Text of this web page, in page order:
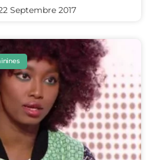
Septembre 2017